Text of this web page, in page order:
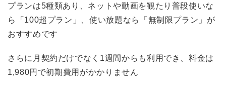
プランは5種類あり、ネットや動画を観たり普段使いな
ら「100超プラン」、使い放題なら「無制限プラン」が
おすすめです
さらに月契約だけでなく1週間からも利用でき、料金は
1,980円で初期費用がかかりません